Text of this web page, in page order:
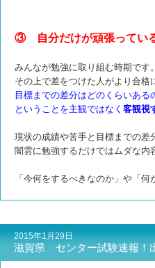
③ 自分だけが頑張ってい
みんなが勉強に取り組む時期です
その上で差をつけた人がより合格
目標までの差分はどのくらいあ
ということを主観ではなく 客観視
現状の成績や苦手と目標までの差
闇雲に勉強するだけではムダな内
「今何をするべきなのか」や「
2015年1月29日
滋賀県 センター試験速報！